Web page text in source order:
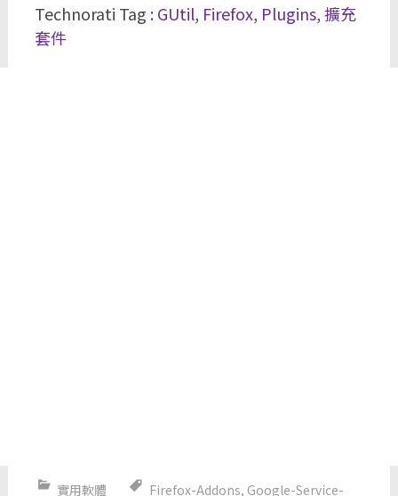
Technorati Tag : GUtil, Firefox, Plugins,擴充
套件
實用軟體 Firefox-Addons, Google-Service-